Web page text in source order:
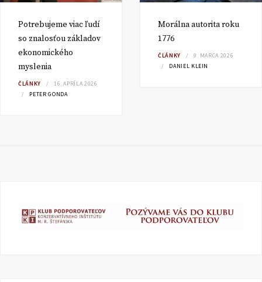
Potrebujeme viac ľudí
so znalosťou základov
ekonomického
myslenia
ČLÁNKY
16. APRÍLA 2026
PETER GONDA
Morálna autorita roku
1776
ČLÁNKY
9. MARCA 2026
DANIEL KLEIN